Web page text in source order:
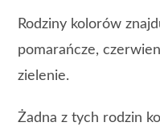
Rodziny kolorów
pomarańcze,
zielenie.
Żadna z tych rodzin